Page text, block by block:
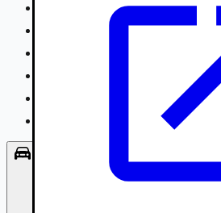
Špeciály/nosiče kontajnerov
Návesy/prívesy nadstavby
Lode/člny, lietadlá/vznášadlá
Príslušenstvo, Oblečenie